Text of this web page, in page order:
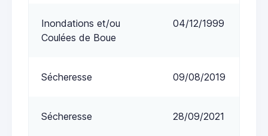
Inondations et/ou
Coulées de Boue
04/12/1999
Sécheresse 09/08/2019
Sécheresse 28/09/2021